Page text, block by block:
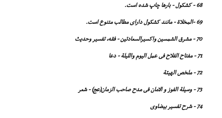
68 - کشکول - بارها چاپ شده است.
69 -المخلاة - مانند کشکول داراى مطالب
متنوع است.
70 - مشرق الشمسین واکسیرالسعادتین - فقه، تفسیر وحدیث
71 - مفتاح الفلاح فى عمل الیوم واللیلة - دعا
72 - ملخص الهیئة
73 - وسیلة الفوز و الامان فى مدح صاحب الزمان(عج) - شعر
74 - شرح تفسیر بیضاوى